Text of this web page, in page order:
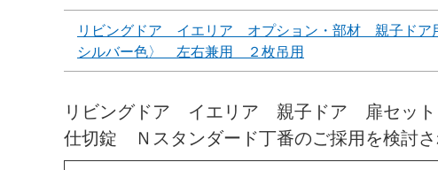
リビングドア イエリア オプション・部材 親子ド
シルバー色〉 左右兼用 ２枚吊用
リビングドア イエリア 親子ドア 扉セッ
仕切錠 Ｎスタンダード丁番のご採用を検討